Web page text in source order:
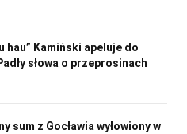
hau” Kamiński apeluje do
słowa o przeprosinach
sum z Gocławia wyłowiony w